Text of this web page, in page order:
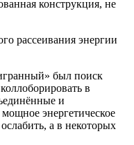
конструкция, не
рассеивания энергии
был поиск
в
и
энергетическое
а в некоторых